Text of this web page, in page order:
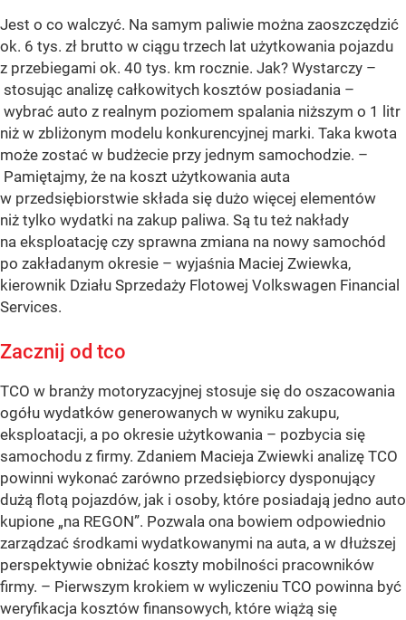
Jest o co walczyć. Na samym paliwie można zaoszczędzić
ok. 6 tys. zł brutto w ciągu trzech lat użytkowania pojazdu
z przebiegami ok. 40 tys. km rocznie. Jak? Wystarczy –
stosując analizę całkowitych kosztów posiadania –
wybrać auto z realnym poziomem spalania niższym o 1 litr
niż w zbliżonym modelu konkurencyjnej marki. Taka kwota
może zostać w budżecie przy jednym samochodzie. –
Pamiętajmy, że na koszt użytkowania auta
w przedsiębiorstwie składa się dużo więcej elementów
niż tylko wydatki na zakup paliwa. Są tu też nakłady
na eksploatację czy sprawna zmiana na nowy samochód
po zakładanym okresie – wyjaśnia Maciej Zwiewka,
kierownik Działu Sprzedaży Flotowej Volkswagen Financial
Services.
Zacznij od tco
TCO w branży motoryzacyjnej stosuje się do oszacowania
ogółu wydatków generowanych w wyniku zakupu,
eksploatacji, a po okresie użytkowania – pozbycia się
samochodu z firmy. Zdaniem Macieja Zwiewki analizę TCO
powinni wykonać zarówno przedsiębiorcy dysponujący
dużą flotą pojazdów, jak i osoby, które posiadają jedno auto
kupione „na REGON”. Pozwala ona bowiem odpowiednio
zarządzać środkami wydatkowanymi na auta, a w dłuższej
perspektywie obniżać koszty mobilności pracowników
firmy. – Pierwszym krokiem w wyliczeniu TCO powinna być
weryfikacja kosztów finansowych, które wiążą się